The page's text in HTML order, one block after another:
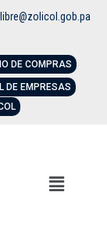
DE COMPRAS
DE EMPRESAS